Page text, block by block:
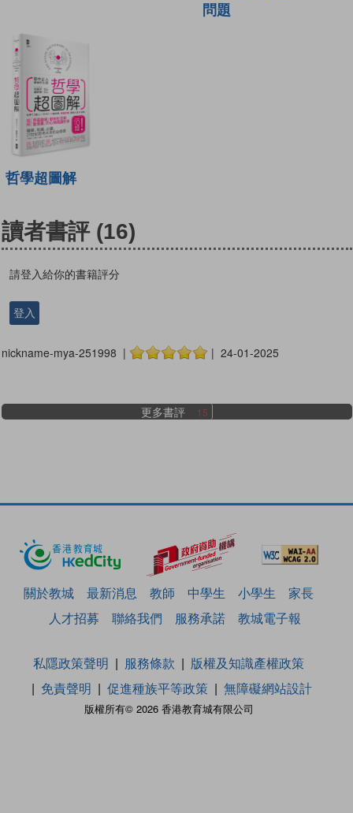
問題
哲學超圖解
讀者書評 (16)
請登入給你的書籍評分
登入
nickname-mya-251998 | | 24-01-2025
更多書評 15
關於教城 最新消息 教師 中學生 小學生
家長
人才招募
聯絡我們 服務承諾 教城電子報
版權所有© 2026 香港教育城有限公司
私隱政策聲明 服務條款
版權及知識產權政策
免責聲明
促進種族平等政策 無障礙網站設計